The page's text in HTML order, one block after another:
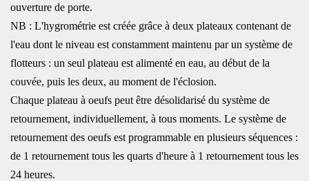
ouverture de porte.
NB : L'hygrométrie est créée grâce à deux plateaux contenant de
l'eau dont le niveau est constamment maintenu par un système de
flotteurs : un seul plateau est alimenté en eau, au début de la
couvée, puis les deux, au moment de l'éclosion.
Chaque plateau à oeufs peut être désolidarisé du système de
retournement, individuellement, à tous moments. Le système de
retournement des oeufs est programmable en plusieurs séquences :
de 1 retournement tous les quarts d'heure à 1 retournement tous les
24 heures.